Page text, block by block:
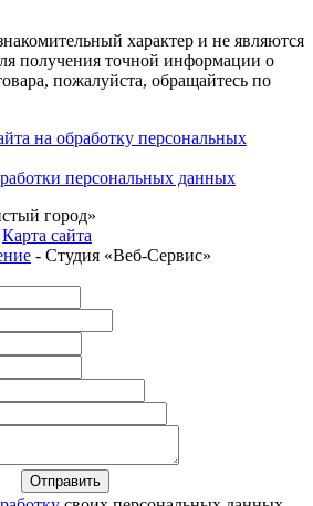
характер и не являются
получения точной информации о
пожалуйста, обращайтесь по
на обработку персональных
персональных данных
город»
Карта сайта
- Студия «Веб-Cервис»
Отправить